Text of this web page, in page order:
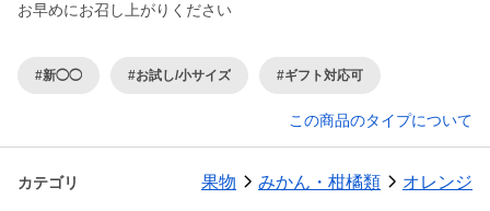
お早めにお召し上がりください
#新◯◯ #お試し/小サイズ #ギフト対応可
この商品のタイプについて
カテゴリ 果物 みかん・柑橘類 オレンジ